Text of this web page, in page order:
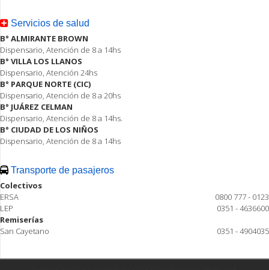
Servicios de salud
B° ALMIRANTE BROWN
Dispensario, Atención de 8 a 14hs
B° VILLA LOS LLANOS
Dispensario, Atención 24hs
B° PARQUE NORTE (CIC)
Dispensario, Atención de 8 a 20hs
B° JUÁREZ CELMAN
Dispensario, Atención de 8 a 14hs.
B° CIUDAD DE LOS NIÑOS
Dispensario, Atención de 8 a 14hs
Transporte de pasajeros
Colectivos
ERSA
0800 777 - 0123
LEP
0351 - 4636600
Remiserías
San Cayetano
0351 - 4904035